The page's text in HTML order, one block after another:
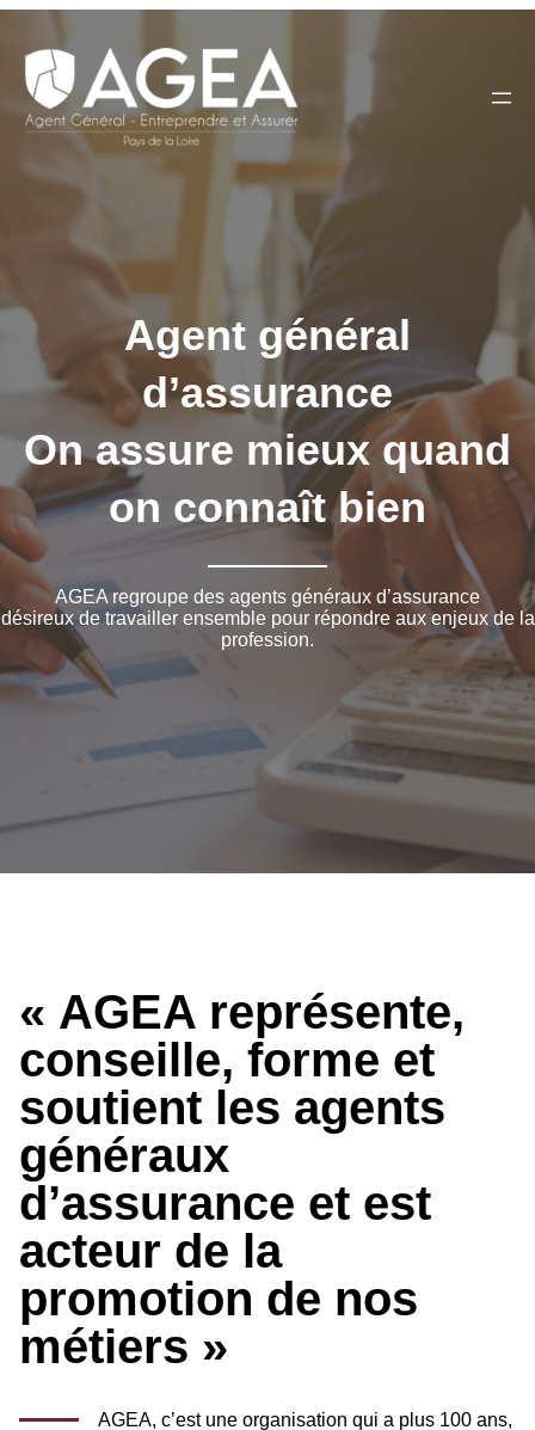
contenu
Agent général
d’assurance
On assure mieux quand
on connaît bien
AGEA regroupe des agents généraux d’assurance
désireux de travailler ensemble pour répondre aux enjeux de la
profession.
« AGEA représente,
conseille, forme et
soutient les agents
généraux
d’assurance et est
acteur de la
promotion de nos
métiers »
AGEA, c’est une organisation qui a plus 100 ans,